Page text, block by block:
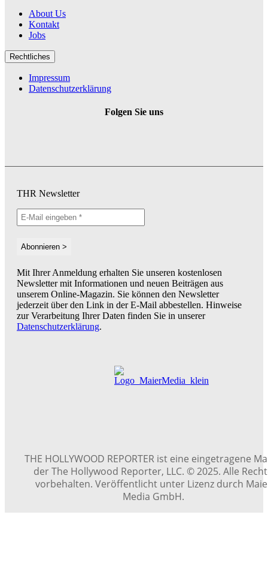
About Us
Kontakt
Jobs
Rechtliches
Impressum
Datenschutzerklärung
Folgen Sie uns
THR Newsletter
Mit Ihrer Anmeldung erhalten Sie unseren kostenlosen
Newsletter mit Informationen und neuen Beiträgen aus
unserem Online-Magazin. Sie können den Newsletter
jederzeit über den Link in der E-Mail abbestellen. Hinweise
zur Verarbeitung Ihrer Daten finden Sie in unserer
Datenschutzerklärung.
THE HOLLYWOOD REPORTER ist eine eingetragene
der The Hollywood Reporter, LLC. © 2025. Alle
vorbehalten. Veröffentlicht unter Lizenz durch
Media GmbH.